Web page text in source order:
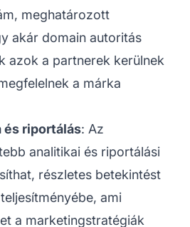
meghatározott
akár domain autoritás
azok a partnerek kerülnek
a márka
és riportálás: Az
analitikai és riportálási
részletes betekintést
ami
a marketingstratégiák